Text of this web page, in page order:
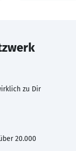
zu Dir
20.000